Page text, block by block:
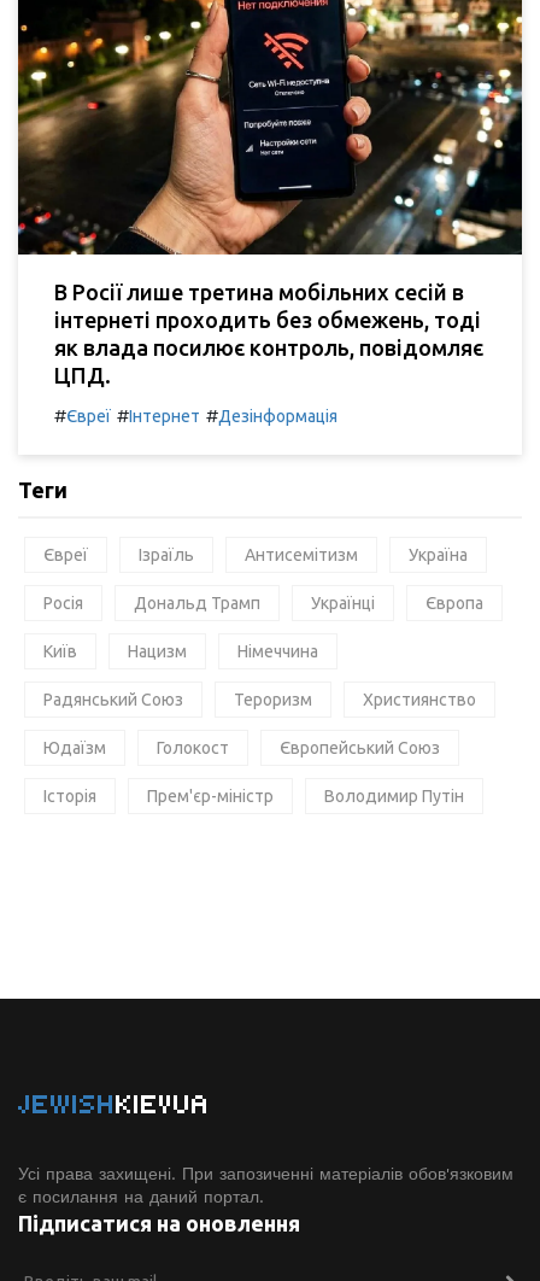
В Росії лише третина мобільних сесій в
інтернеті проходить без обмежень, тоді
як влада посилює контроль, повідомляє
ЦПД.
#Євреї #Інтернет #Дезінформація
Теги
Євреї Ізраїль Антисемітизм Україна
Росія Дональд Трамп Українці Європа
Київ Нацизм Німеччина
Радянський Союз Тероризм Християнство
Юдаїзм Голокост Європейський Союз
Історія Прем'єр-міністр Володимир Путін
JEWISHKIEVUA
Усі права захищені. При запозиченні матеріалів обов'язковим
є посилання на даний портал.
Підписатися на оновлення